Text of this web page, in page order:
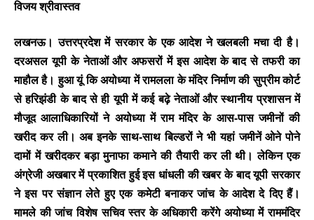
विजय श्रीवास्तव
लखनऊ। उत्तरप्रदेश में सरकार के एक आदेश ने खलबली मचा दी है।
दरअसल यूपी के नेताओं और अफसरों में इस आदेश के बाद से तफरी का
माहौल है। हुआ यूं कि अयोध्या में रामलला के मंदिर निर्माण की सुप्रीम कोर्ट
से हरिझंडी के बाद से ही यूपी में कई बढ़े नेताओं और स्थानीय प्रशासन में
मौजूद आलाधिकारियों ने अयोध्या में राम मंदिर के आस-पास जमीनों की
खरीद कर ली। अब इनके साथ-साथ बिल्डरों ने भी यहां जमीनें ओने पोने
दामों में खरीदकर बड़ा मुनाफा कमाने की तैयारी कर ली थी। लेकिन एक
अंग्रेजी अखबार में प्रकाशित हुई इस धांधली की खबर के बाद यूपी सरकार
ने इस पर संज्ञान लेते हुए एक कमेटी बनाकर जांच के आदेश दे दिए हैं।
मामले की जांच विशेष सचिव स्तर के अधिकारी करेंगे अयोध्या में राममंदिर
BREAKING NEWS
जयपुर से दुनिया को भारत
का संदेश: ब्रिक्स सम्मेलन में
छोटे उद्योगों, स्टार्टअप और
रोजगार बढ़ाने पर सहमति